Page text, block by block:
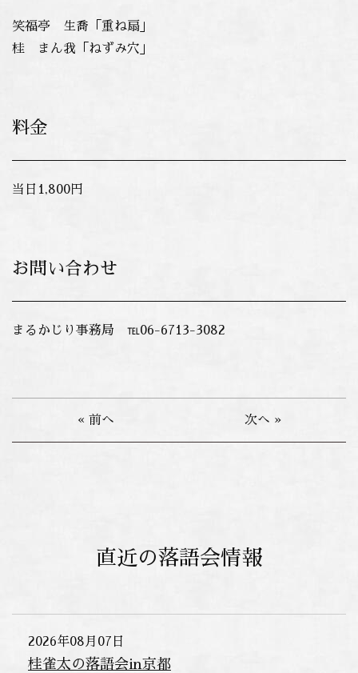
笑福亭 生喬「重ね扇」
桂 まん我「ねずみ穴」
料金
当日1,800円
お問い合わせ
まるかじり事務局 ℡06-6713-3082
« 前へ 次へ »
直近の落語会情報
2026年08月07日
桂雀太の落語会in京都